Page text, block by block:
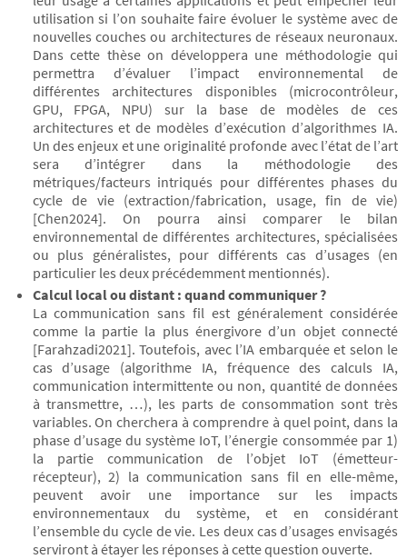
utilisation si l’on souhaite faire évoluer le système avec de
nouvelles couches ou architectures de réseaux neuronaux.
Dans cette thèse on développera une méthodologie qui
permettra d’évaluer l’impact environnemental de
différentes architectures disponibles (microcontrôleur,
GPU, FPGA, NPU) sur la base de modèles de ces
architectures et de modèles d’exécution d’algorithmes IA.
Un des enjeux et une originalité profonde avec l’état de l’art
sera d’intégrer dans la méthodologie des
métriques/facteurs intriqués pour différentes phases du
cycle de vie (extraction/fabrication, usage, fin de vie)
[Chen2024]. On pourra ainsi comparer le bilan
environnemental de différentes architectures, spécialisées
ou plus généralistes, pour différents cas d’usages (en
particulier les deux précédemment mentionnés).
Calcul local ou distant : quand communiquer ?
La communication sans fil est généralement considérée
comme la partie la plus énergivore d’un objet connecté
[Farahzadi2021]. Toutefois, avec l’IA embarquée et selon le
cas d’usage (algorithme IA, fréquence des calculs IA,
communication intermittente ou non, quantité de données
à transmettre, …), les parts de consommation sont très
variables. On cherchera à comprendre à quel point, dans la
phase d’usage du système IoT, l’énergie consommée par 1)
la partie communication de l’objet IoT (émetteur-
récepteur), 2) la communication sans fil en elle-même,
peuvent avoir une importance sur les impacts
environnementaux du système, et en considérant
l’ensemble du cycle de vie. Les deux cas d’usages envisagés
serviront à étayer les réponses à cette question ouverte.